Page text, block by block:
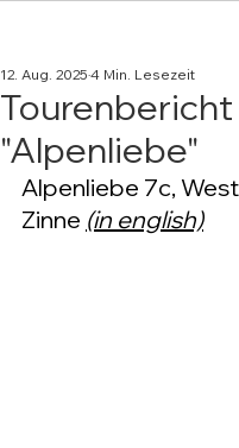
Tourenbericht
"Alpenliebe"
12. Aug. 2025 4 Min. Lesezeit
Alpenliebe 7c,
Zinne (in english)